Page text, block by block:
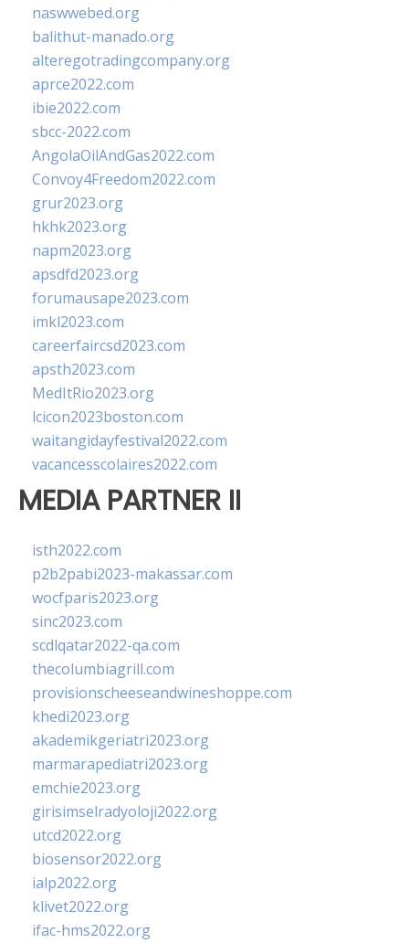
naswwebed.org
balithut-manado.org
alteregotradingcompany.org
aprce2022.com
ibie2022.com
sbcc-2022.com
AngolaOilAndGas2022.com
Convoy4Freedom2022.com
grur2023.org
hkhk2023.org
napm2023.org
apsdfd2023.org
forumausape2023.com
imkl2023.com
careerfaircsd2023.com
apsth2023.com
MedItRio2023.org
lcicon2023boston.com
waitangidayfestival2022.com
vacancesscolaires2022.com
MEDIA PARTNER II
isth2022.com
p2b2pabi2023-makassar.com
wocfparis2023.org
sinc2023.com
scdlqatar2022-qa.com
thecolumbiagrill.com
provisionscheeseandwineshoppe.com
khedi2023.org
akademikgeriatri2023.org
marmarapediatri2023.org
emchie2023.org
girisimselradyoloji2022.org
utcd2022.org
biosensor2022.org
ialp2022.org
klivet2022.org
ifac-hms2022.org